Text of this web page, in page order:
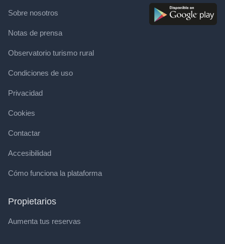
Sobre nosotros
Notas de prensa
Observatorio turismo rural
Condiciones de uso
Privacidad
Cookies
Contactar
Accesibilidad
Cómo funciona la plataforma
Propietarios
Aumenta tus reservas